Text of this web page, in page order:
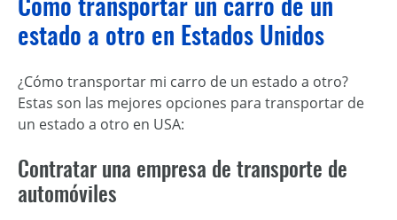
estado a otro en Estados Unidos
¿Cómo transportar mi carro de un estado a otro?
Estas son las mejores opciones para transportar de
un estado a otro en USA:
Contratar una empresa de transporte de
automóviles